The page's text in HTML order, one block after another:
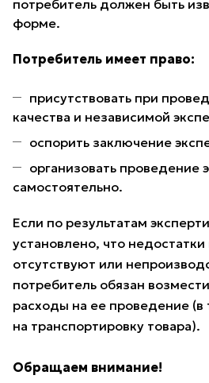
потребитель должен быть
форме.
Потребитель имеет право:
присутствовать при
качества и независимой
оспорить заключение
организовать проведение
самостоятельно.
Если по результатам
установлено, что недостатки
отсутствуют или
потребитель обязан
расходы на ее проведение
на транспортировку товара).
Обращаем внимание!